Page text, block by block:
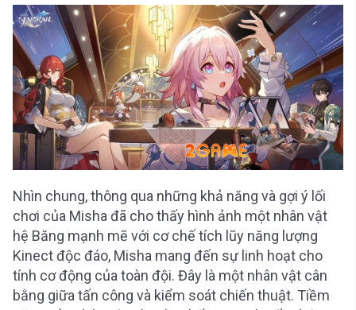
Nhìn chung, thông qua những khả năng và gợi ý lối
chơi của Misha đã cho thấy hình ảnh một nhân vật
hệ Băng mạnh mẽ với cơ chế tích lũy năng lượng
Kinect độc đáo, Misha mang đến sự linh hoạt cho
tính cơ động của toàn đội. Đây là một nhân vật cân
bằng giữa tấn công và kiểm soát chiến thuật. Tiềm